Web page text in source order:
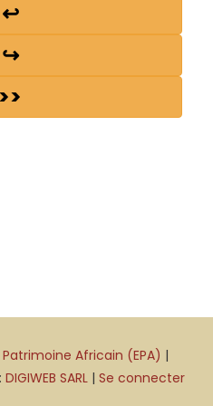
↩
↪
>>
Africain (EPA) |
DIGIWEB SARL | Se connecter